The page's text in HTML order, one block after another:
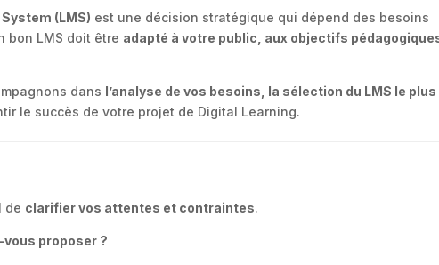
(LMS) est une décision stratégique qui dépend des besoins
bon LMS doit être adapté à votre public, aux objectifs
dans l’analyse de vos besoins, la sélection du LMS le plus
le succès de votre projet de Digital Learning.
de clarifier vos attentes et contraintes.
proposer ?